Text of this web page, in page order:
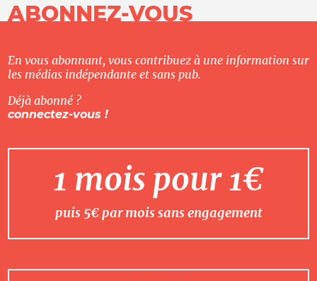
ABONNEZ-VOUS
En vous abonnant, vous contribuez à une information sur
les médias indépendante et sans pub.
Déjà abonné ?
connectez-vous !
1 mois pour 1€
puis 5€ par mois sans engagement